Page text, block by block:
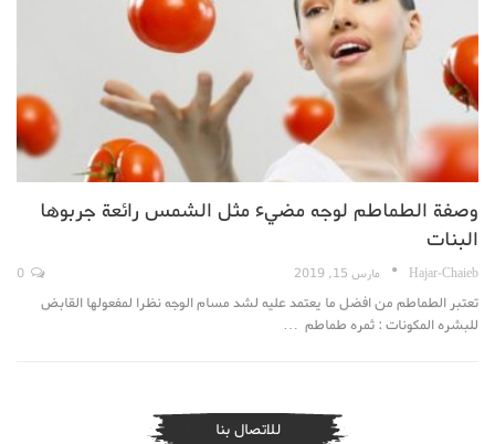
وصفة الطماطم لوجه مضيء مثل الشمس رائعة جربوها
البنات
Hajar-Chaieb مارس 15, 2019
تعتبر الطماطم من افضل ما يعتمد عليه لشد مسام الوجه نظرا لمفعولها القابض
للبشره المكونات : ثمره طماطم …
للاتصال بنا